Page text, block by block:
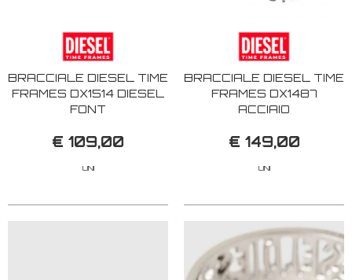
BRACCIALE DIESEL TIME
FRAMES DX1514 DIESEL
FONT
€ 109,00
UNI
BRACCIALE DIESEL TIME
FRAMES DX1487
ACCIAIO
€ 149,00
UNI